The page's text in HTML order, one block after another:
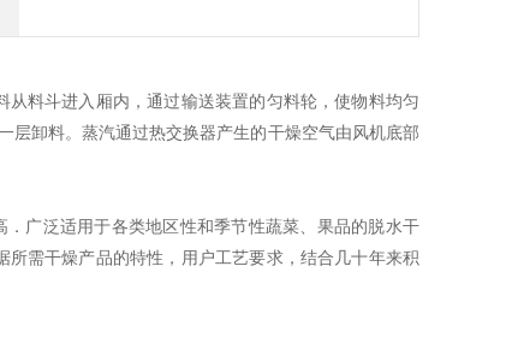
料斗进入厢内，通过输送装置的匀料轮，使物料均匀
层卸料。蒸汽通过热交换器产生的干燥空气由风机底部
广泛适用于各类地区性和季节性蔬菜、果品的脱水干
需干燥产品的特性，用户工艺要求，结合几十年来积